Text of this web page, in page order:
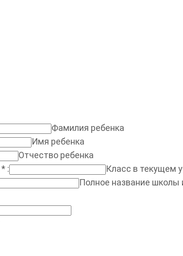
Фамилия ребенка
Имя ребенка
Отчество ребенка
* :
Класс в текущем
Полное название школы